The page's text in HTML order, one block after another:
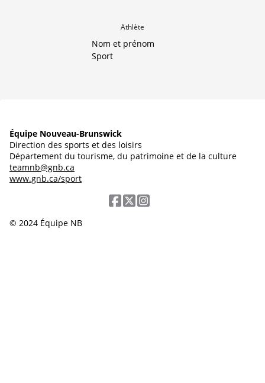
Athlète
Nom et prénom
Sport
Équipe Nouveau-Brunswick
Direction des sports et des loisirs
Département du tourisme, du patrimoine et de la culture
teamnb@gnb.ca
www.gnb.ca/sport
© 2024 Équipe NB